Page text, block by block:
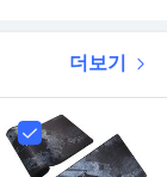
더보기